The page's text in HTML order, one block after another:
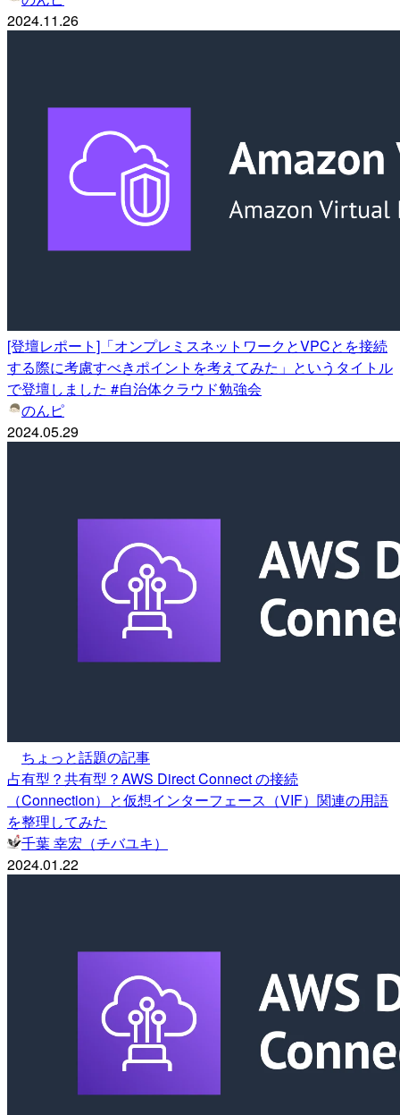
2024.11.26
[登壇レポート]「オンプレミスネットワークとVPCとを接続
する際に考慮すべきポイントを考えてみた」というタイトル
で登壇しました #自治体クラウド勉強会
のんピ
2024.05.29
ちょっと話題の記事
占有型？共有型？AWS Direct Connect の接続
（Connection）と仮想インターフェース（VIF）関連の用語
を整理してみた
千葉 幸宏（チバユキ）
2024.01.22